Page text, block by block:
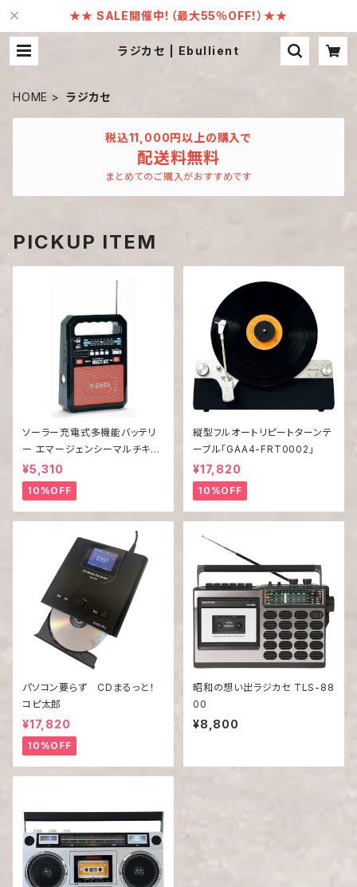
★★ SALE開催中！（最大55％OFF！）★★
ラジカセ | Ebullient
HOME ラジカセ
税込11,000円以上の購入で
配送料無料
まとめてのご購入がおすすめです
PICKUP ITEM
ソーラー充電式多機能バッテリ
ー エマージェンシーマルチキッ
ト EM-009
¥5,310
10%OFF
縦型フルオートリピートターンテ
ーブル「GAA4-FRT0002」
¥17,820
10%OFF
パソコン要らず CDまるっと！
コピ太郎
¥17,820
10%OFF
昭和の想い出ラジカセ TLS-88
00
¥8,800